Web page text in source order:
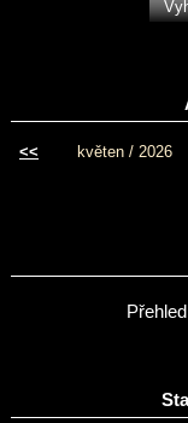
<< květen / 2026